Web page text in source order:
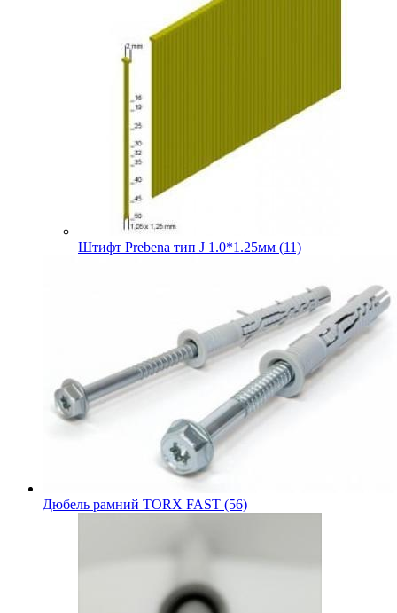
Штифт Prebena тип J 1.0*1.25мм (11)
Дюбель рамний TORX FAST (56)